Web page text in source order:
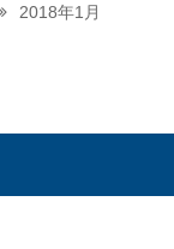
2018年1月